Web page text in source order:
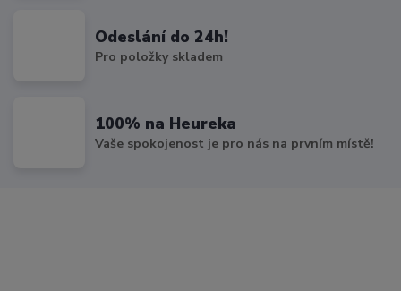
Odeslání do 24h!
Pro položky skladem
100% na Heureka
Vaše spokojenost je pro nás na prvním místě!